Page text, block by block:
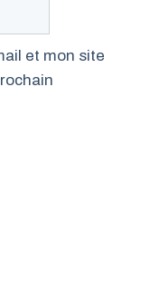
et mon site